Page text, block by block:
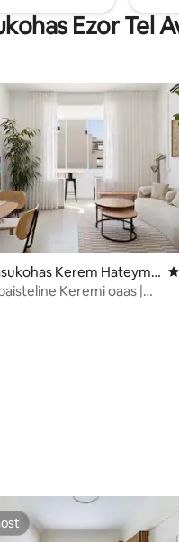
Ezor Tel
5, 10 hinnangut
Kerem Hateyma
Keremi oaas |